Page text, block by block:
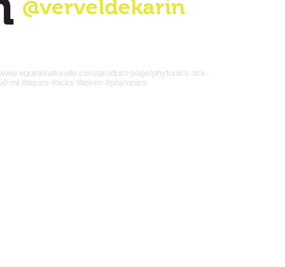
De geanalyseerde waarden zijn jaargemiddelden
@verveldekarin